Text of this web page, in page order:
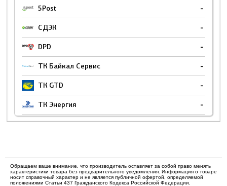
5Post -
СДЭК -
DPD -
ТК Байкал Сервис -
ТК GTD -
ТК Энергия -
Обращаем ваше внимание, что производитель оставляет за собой право менять
характеристики товара без предварительного уведомления. Информация о товаре
носит справочный характер и не является публичной офертой, определяемой
положениями Статьи 437 Гражданского Кодекса Российской Федерации.